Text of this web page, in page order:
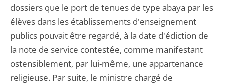
dossiers que le port de tenues de type abaya par les
élèves dans les établissements d'enseignement
publics pouvait être regardé, à la date d'édiction de
la note de service contestée, comme manifestant
ostensiblement, par lui-même, une appartenance
religieuse. Par suite, le ministre chargé de